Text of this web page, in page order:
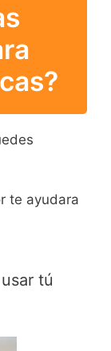
te ayudara
tú